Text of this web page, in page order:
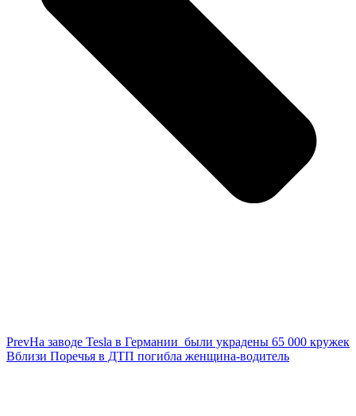
PrevНа заводе Tesla в Германии были украдены 65 000 кружек
Вблизи Поречья в ДТП погибла женщина-водитель